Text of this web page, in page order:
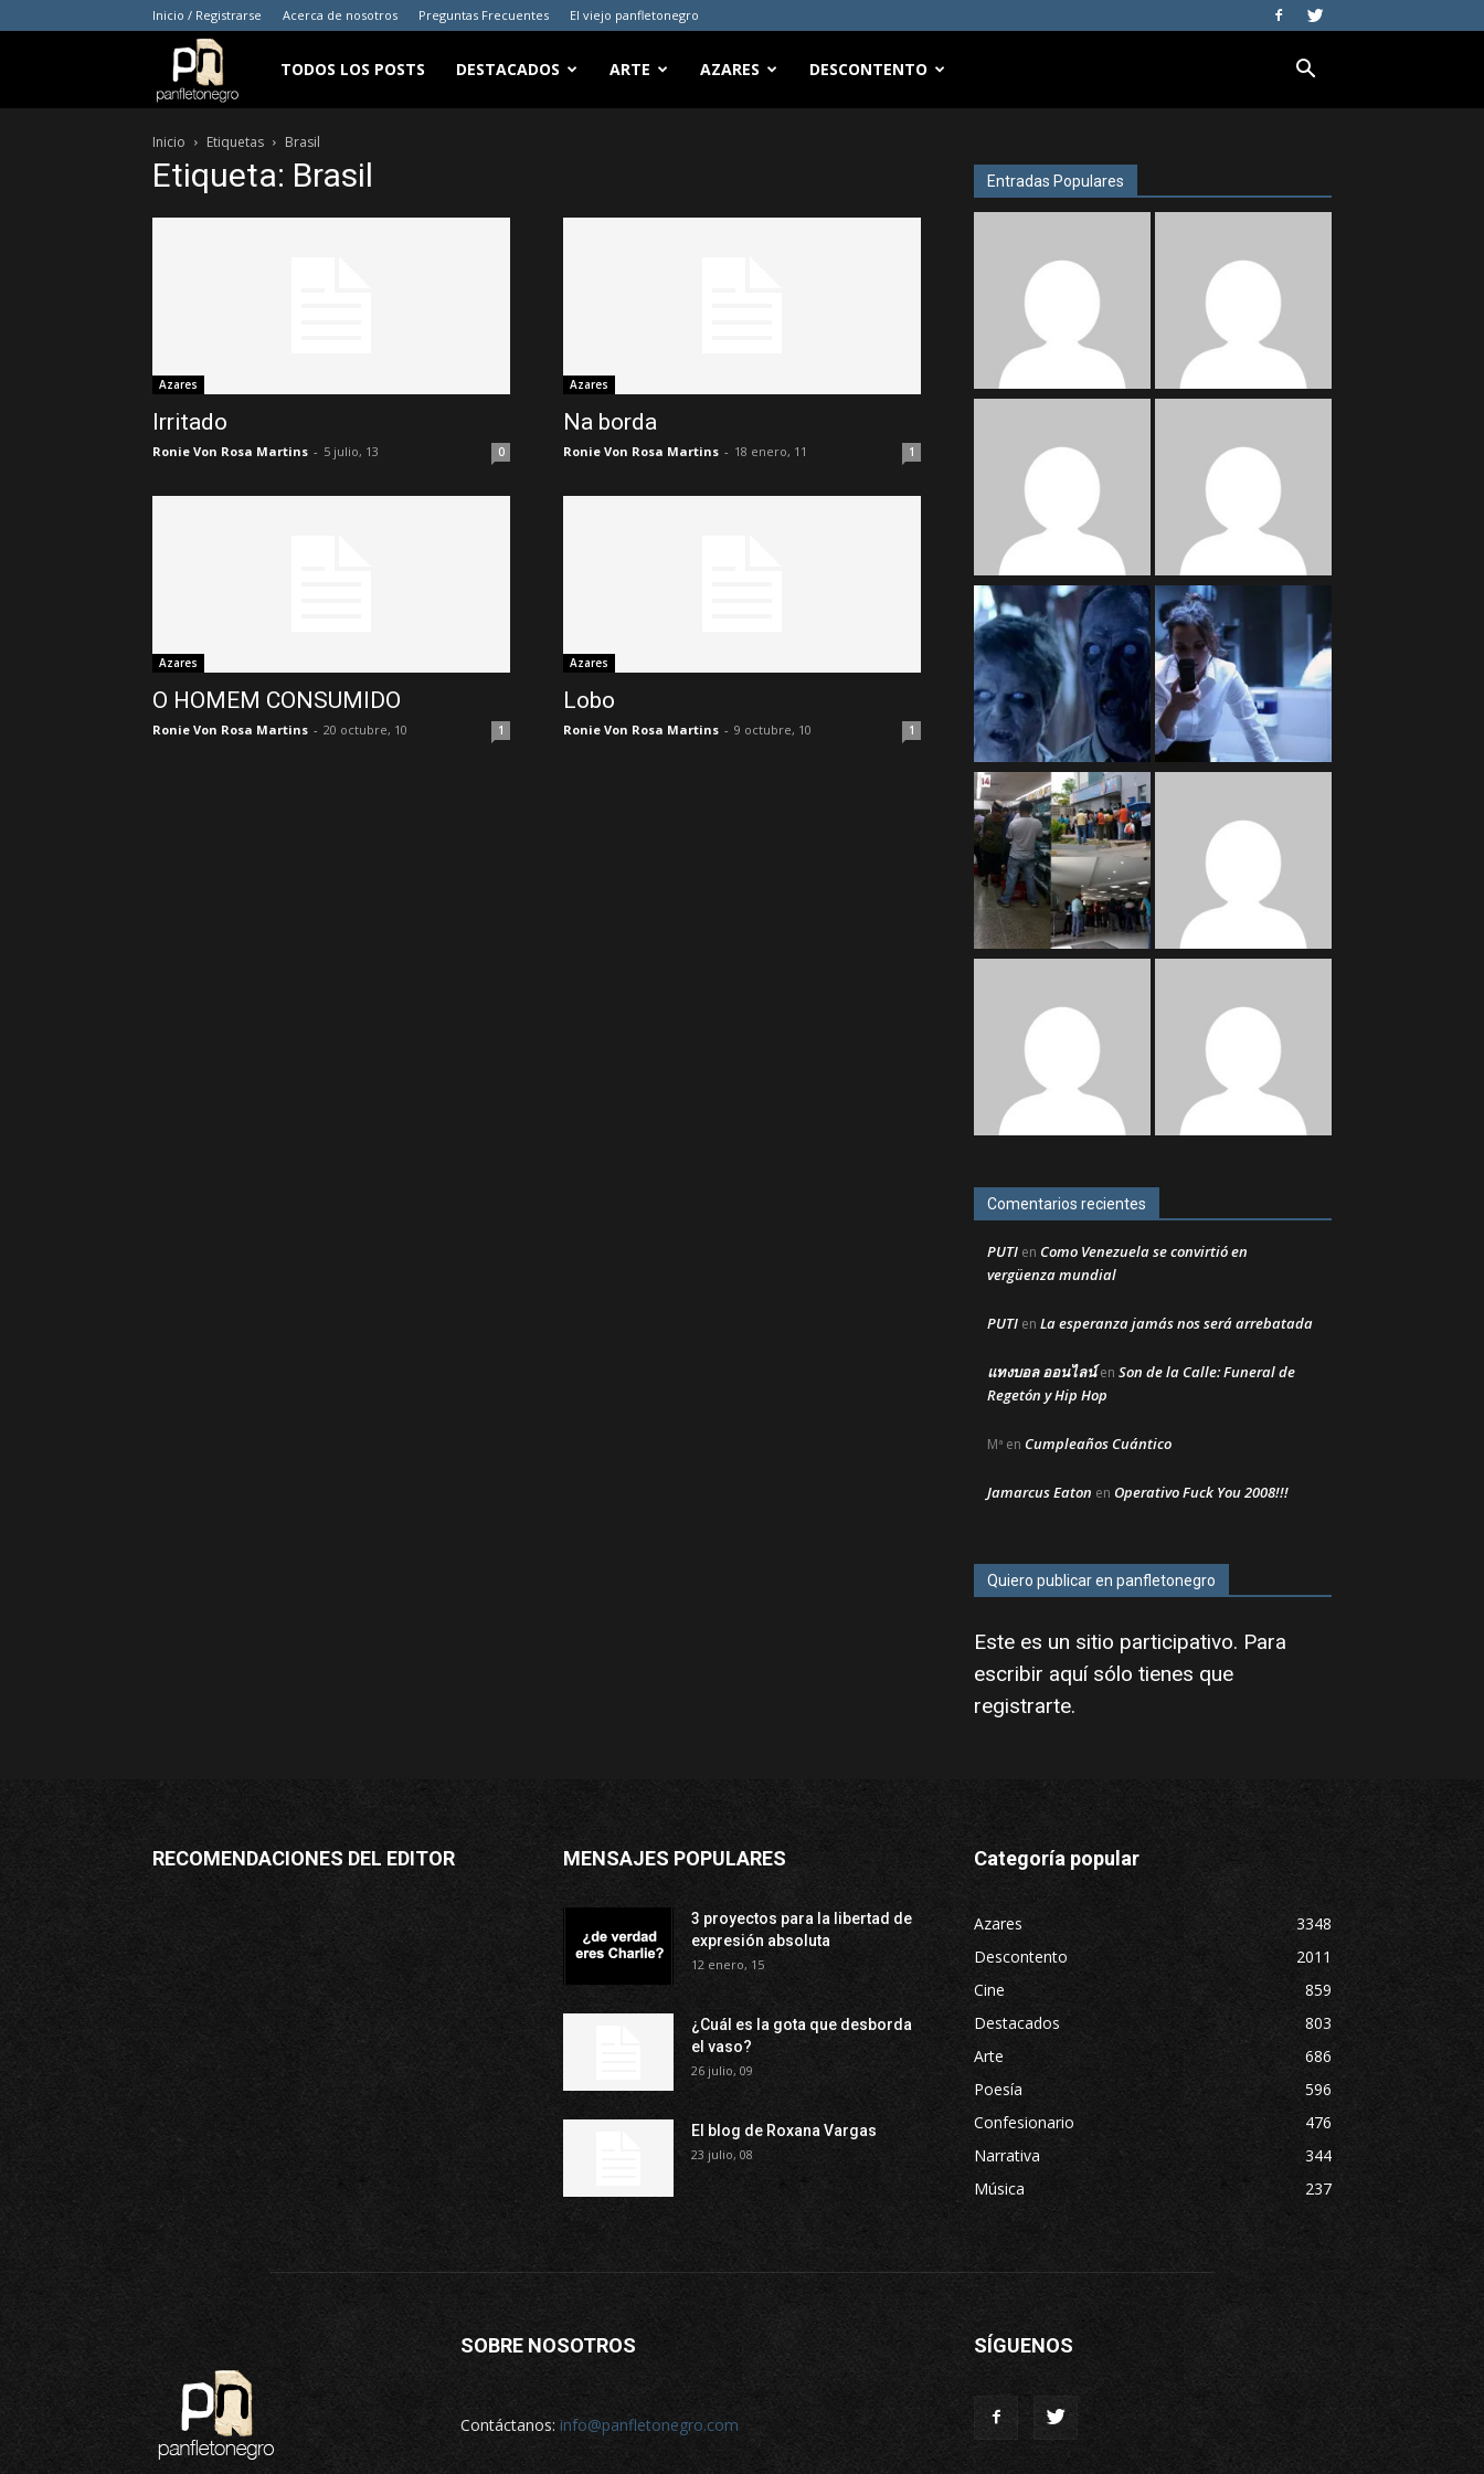
Inicio / Registrarse Acerca de nosotros Preguntas Frecuentes El viejo panfletonegro
panfletonegro
TODOS LOS POSTS DESTACADOS ARTE AZARES DESCONTENTO
Inicio Etiquetas Brasil
Etiqueta: Brasil
Azares
Irritado
Ronie Von Rosa Martins - 5 julio, 13 0
Azares
Na borda
Ronie Von Rosa Martins - 18 enero, 11 1
Azares
O HOMEM CONSUMIDO
Ronie Von Rosa Martins - 20 octubre, 10 1
Azares
Lobo
Ronie Von Rosa Martins - 9 octubre, 10 1
Entradas Populares
Comentarios recientes
PUTI en Como Venezuela se convirtió en
vergüenza mundial
PUTI en La esperanza jamás nos será arrebatada
แทงบอล ออนไลน์en Son de la Calle: Funeral de
Regetón y Hip Hop
Mª en Cumpleaños Cuántico
Jamarcus Eaton en Operativo Fuck You 2008!!!
Quiero publicar en panfletonegro
Este es un sitio participativo. Para
escribir aquí sólo tienes que
registrarte.
RECOMENDACIONES DEL EDITOR MENSAJES POPULARES
3 proyectos para la libertad de
expresión absoluta
12 enero, 15
¿Cuál es la gota que desborda
el vaso?
26 julio, 09
El blog de Roxana Vargas
23 julio, 08
Categoría popular
Azares
3348
Descontento
2011
Cine
859
Destacados
803
Arte
686
Poesía
596
Confesionario
476
Narrativa
344
Música
237
SOBRE NOSOTROS
Contáctanos: info@panfletonegro.com
SÍGUENOS